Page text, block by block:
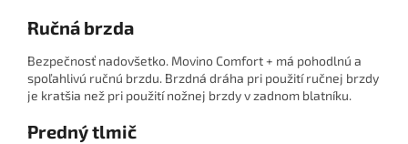
Ručná brzda
Bezpečnosť nadovšetko. Movino Comfort + má pohodlnú a
spoľahlivú ručnú brzdu. Brzdná dráha pri použití ručnej brzdy
je kratšia než pri použití nožnej brzdy v zadnom blatníku.
Predný tlmič